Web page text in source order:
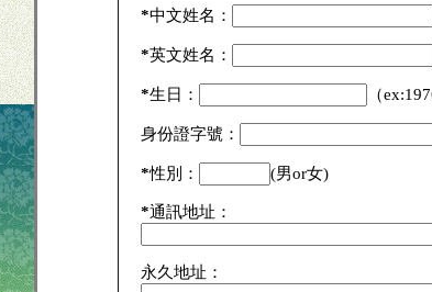
*中文姓名：
*英文姓名：
*生日： （
身份證字號：
*性別： (男or女)
*通訊地址：
永久地址：